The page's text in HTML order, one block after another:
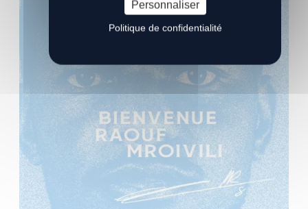
Personnaliser
Politique de confidentialité